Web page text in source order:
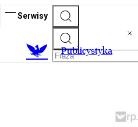
Serwisy
Publicystyka